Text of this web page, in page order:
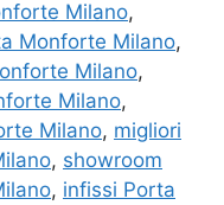
Milano,
Monforte Milano,
Milano,
Milano,
Milano, migliori
, showroom
, infissi Porta